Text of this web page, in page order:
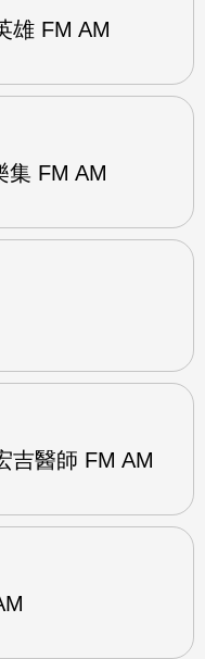
雄 FM AM
集 FM AM
吉醫師 FM AM